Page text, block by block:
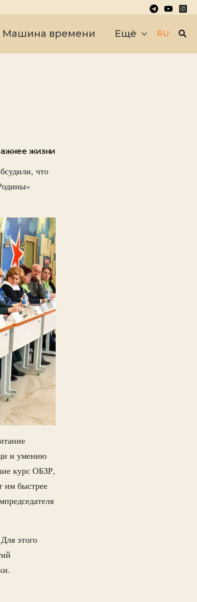
Машина времени Ещё RU
жизни
что
и умению
курс ОБЗР,
им быстрее
этого